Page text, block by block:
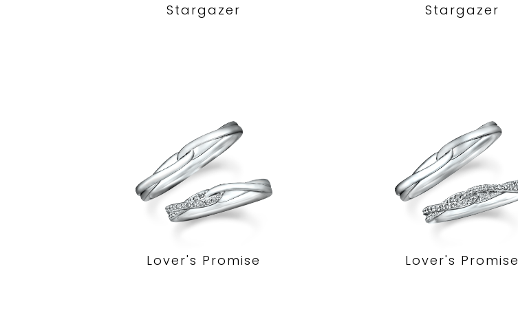
Stargazer Stargazer
Lover's Promise Lover's Promise